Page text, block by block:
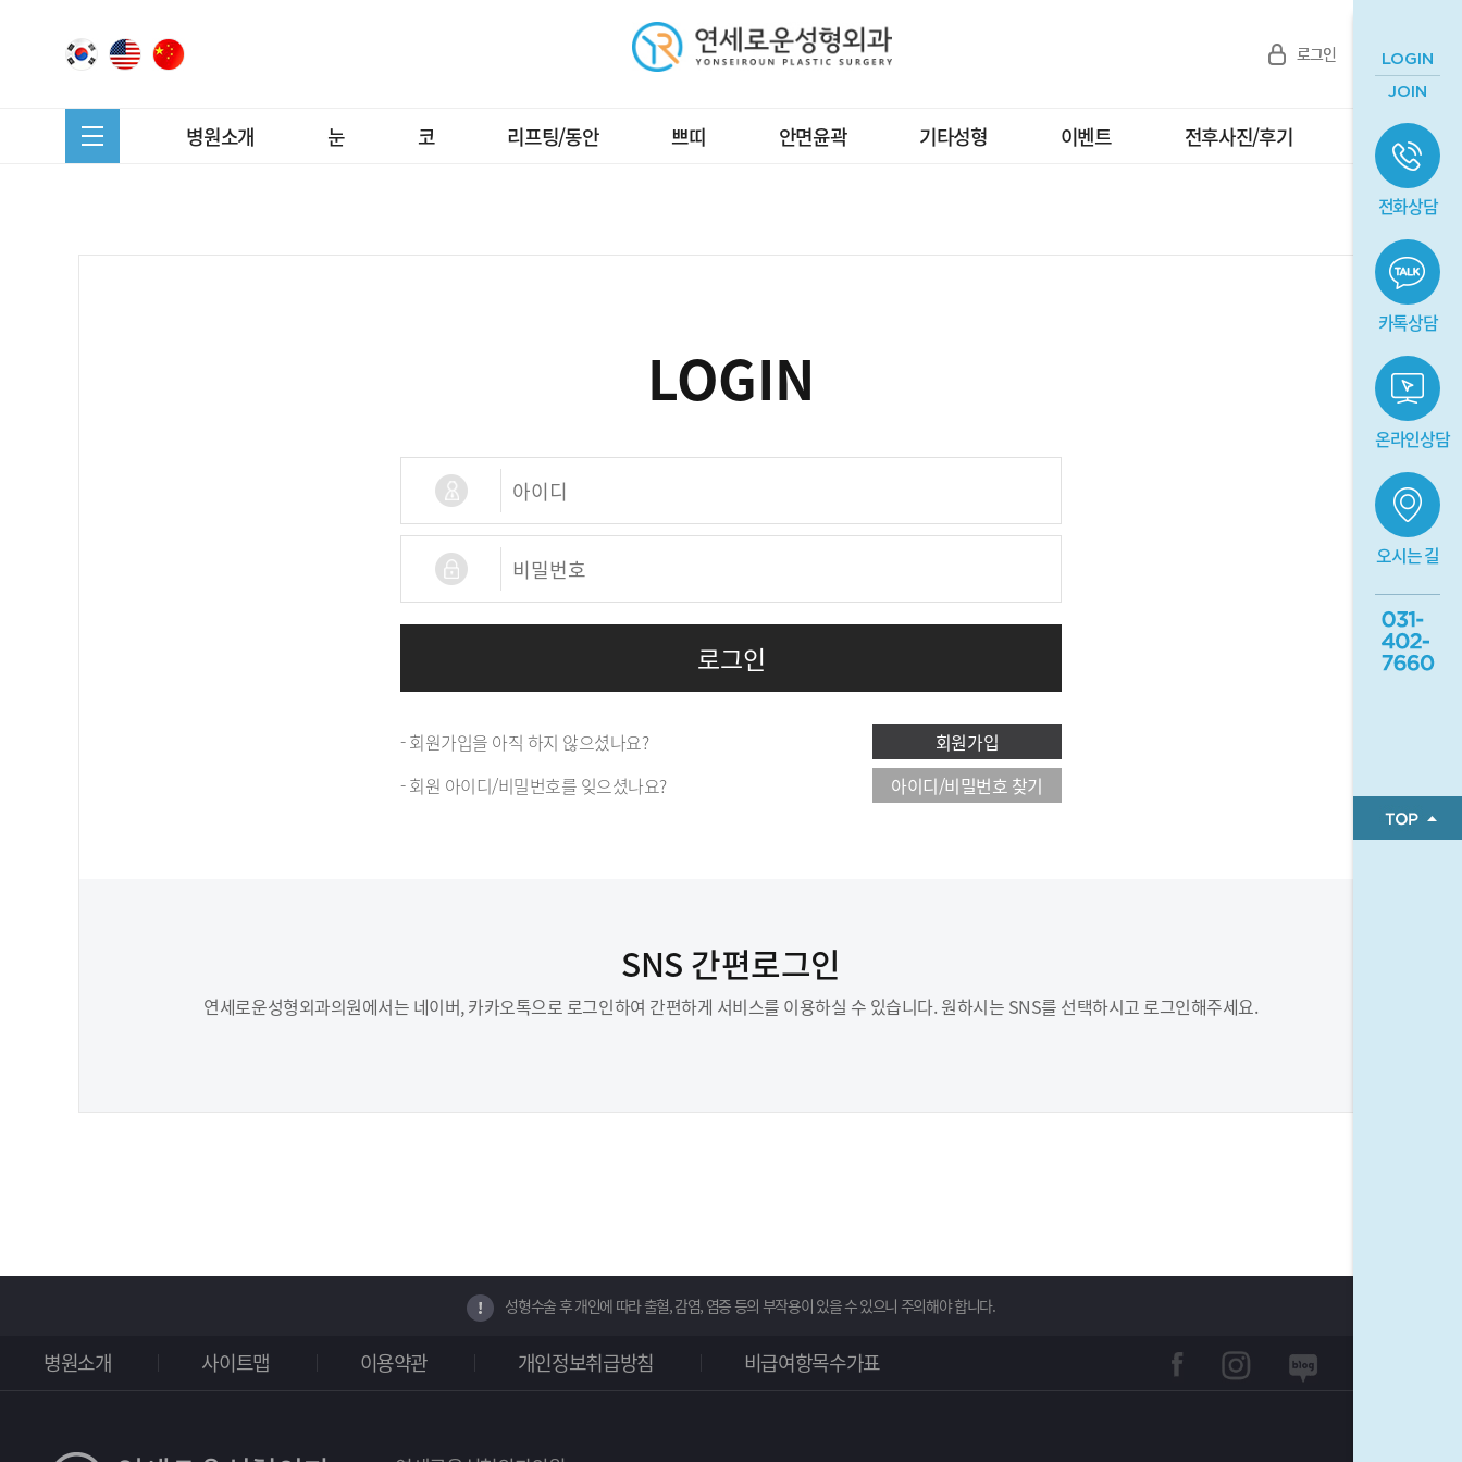
로그인 회원가입
로그인 회원가입
병원소개 눈 코 리프팅/동안 쁘띠 안면윤곽 기타성형 이벤트 전후사진/후기 상담/예약
LOGIN
JOIN
전화상담
카톡상담
온라인상담
오시는 길
: include(member_top.php) [ ]: failed to open stream: No such file or directory in/home/yrps/www/member/login.php
function.include ]: Failed opening 'member_top.php' for inclusion (include_path='.:/usr/local/php_5.2.17/lib/php') in on line47
LOGIN
- 회원가입을 아직 하지 않으셨나요?
회원가입
- 회원 아이디/비밀번호를 잊으셨나요?
아이디/비밀번호 찾기
SNS 간편로그인
연세로운성형외과의원에서는 네이버, 카카오톡으로 로그인하여 간편하게 서비스를 이용하실 수 있습니다. 원하시는 SNS를 선택하시고 로그인해주세요.
성형수술 후 개인에 따라 출혈, 감염, 염증 등의 부작용이 있을 수 있으니 주의해야 합니다.
병원소개 사이트맵 이용약관 개인정보취급방침 비급여항목수가표